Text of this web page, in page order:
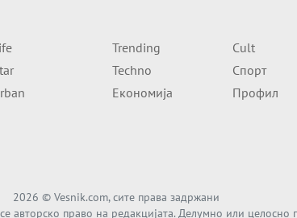
Trending
Techno
Економија
Cult
Спорт
Профил
2026 © Vesnik.com, сите права задржани
авторско право на редакцијата. Делумно или целосно